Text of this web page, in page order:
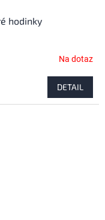
hodinky
Na dotaz
DETAIL